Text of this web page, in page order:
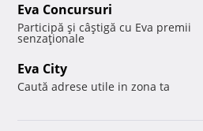
Eva Concursuri
Participă şi câştigă cu Eva premii
senzaţionale
Eva City
Caută adrese utile in zona ta